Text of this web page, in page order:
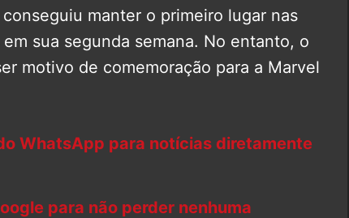
conseguiu manter o primeiro lugar nas
sua segunda semana. No entanto, o
motivo de comemoração para a Marvel
WhatsApp para notícias diretamente
para não perder nenhuma